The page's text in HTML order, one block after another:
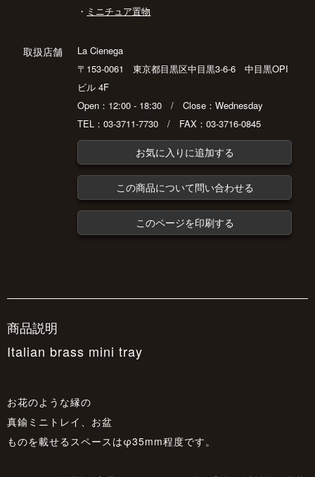
・ ミニチュア置物
取扱店舗
La Cienega
〒153-0061 東京都目黒区中目黒3-6-6 中目黒OPI
ビル 4F
Open：12:00 - 18:30 / Close：Wednesday
TEL：03-3711-7730 / FAX：03-3716-0845
お気に入りに追加する
この商品について問い合わせる
このページを印刷する
商品説明
Italian brass mini tray
お花のような縁の
真鍮ミニトレイ、お盆
ものを載せるスペースはφ35mm程度です。